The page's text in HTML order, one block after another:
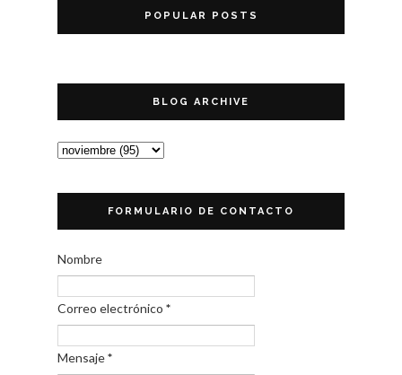
POPULAR POSTS
BLOG ARCHIVE
FORMULARIO DE CONTACTO
Nombre
Correo electrónico *
Mensaje*